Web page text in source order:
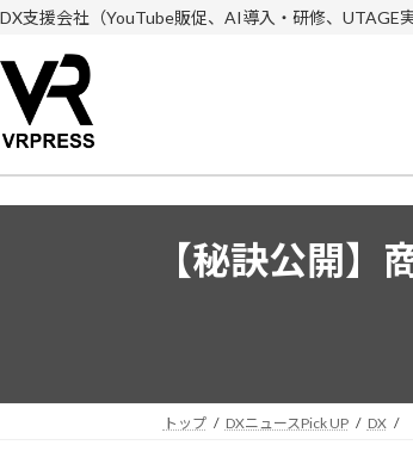
コ
テ
ン
ツ
ナ
ゲ
ー
シ
DX支援会社（YouTube販促、AI導入・研修、UTAGE実
【秘訣公開
トップ DXニュースPick UP DX